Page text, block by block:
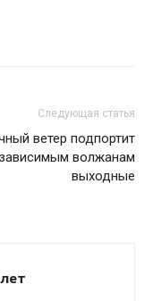
Следующая статья
ветер подпортит
волжанам
выходные